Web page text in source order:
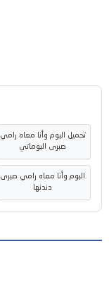
تحميل البوم وأنا معاه رامي
صبرى البوماتي
البوم وأنا معاه رامي صبرى
دندنها